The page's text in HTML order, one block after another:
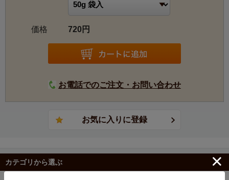
価格 720円
お電話でのご注文・お問い合わせ
カテゴリから選ぶ